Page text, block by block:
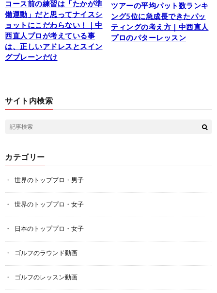
コース前の練習は「たかが準
備運動」だと思ってナイスシ
ョットにこだわらない！｜中
西直人プロが考えている事
は、正しいアドレスとスイン
グプレーンだけ
ツアーの平均パット数ランキ
ング5位に急成長できたパッ
ティングの考え方｜中西直人
プロのパターレッスン
サイト内検索
カテゴリー
世界のトッププロ・男子
世界のトッププロ・女子
日本のトッププロ・女子
ゴルフのラウンド動画
ゴルフのレッスン動画